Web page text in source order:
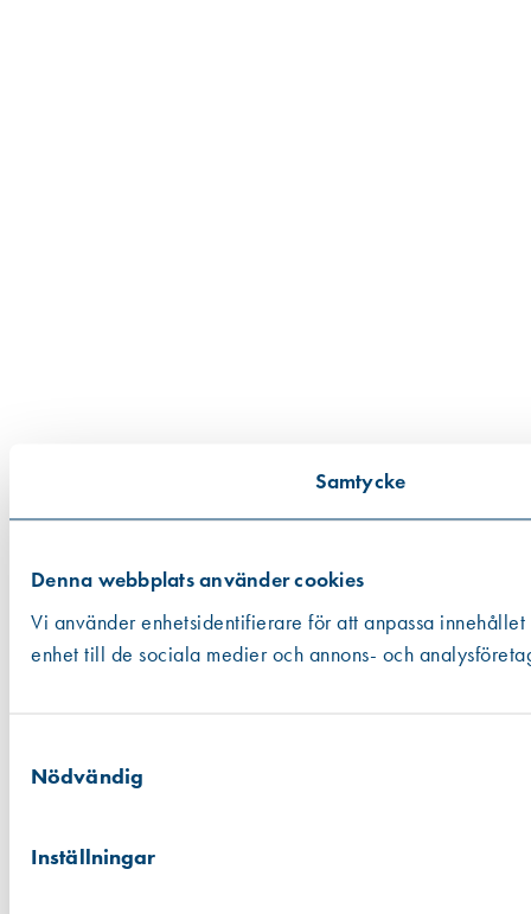
Samtycke
Denna webbplats använder cookies
Vi använder enhetsidentifierare för att anpassa
enhet till de sociala medier och annons- och
Nödvändig
Inställningar